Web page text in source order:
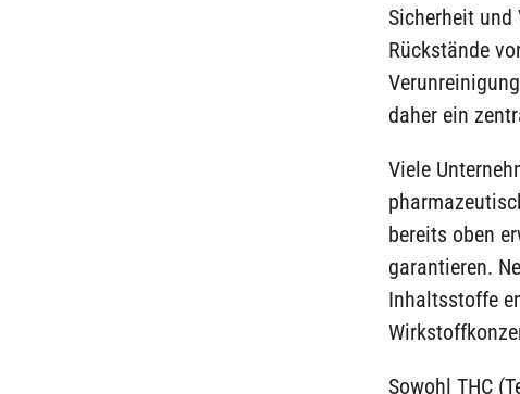
Sicherheit
Rückstände
daher ein
Viele
bereits oben
garantieren.
Inhaltsstoffe
Sowohl THC